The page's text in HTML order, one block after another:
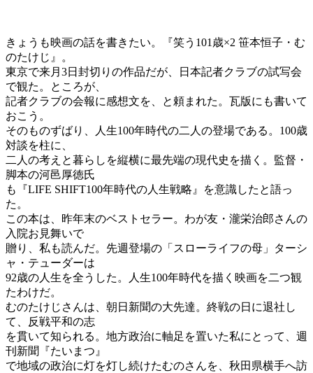
きょうも映画の話を書きたい。『笑う101歳×2 笹本恒子・む
のたけじ』。
東京で来月3日封切りの作品だが、日本記者クラブの試写会
で観た。ところが、
記者クラブの会報に感想文を、と頼まれた。瓦版にも書いて
おこう。
そのものずばり、人生100年時代の二人の登場である。100歳
対談を柱に、
二人の考えと暮らしを縦横に最先端の現代史を描く。監督・
脚本の河邑厚徳氏
も『LIFE SHIFT100年時代の人生戦略』を意識したと語っ
た。
この本は、昨年末のベストセラー。わが友・瀧栄治郎さんの
入院お見舞いで
贈り、私も読んだ。先週登場の「スローライフの母」ターシ
ャ・テューダーは
92歳の人生を全うした。人生100年時代を描く映画を二つ観
たわけだ。
むのたけじさんは、朝日新聞の大先達。終戦の日に退社し
て、反戦平和の志
を貫いて知られる。地方政治に軸足を置いた私にとって、週
刊新聞『たいまつ』
で地域の政治に灯を灯し続けたむのさんを、秋田県横手へ訪